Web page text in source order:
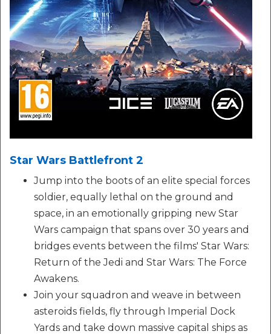
Star Wars Battlefront 2
Jump into the boots of an elite special forces
soldier, equally lethal on the ground and
space, in an emotionally gripping new Star
Wars campaign that spans over 30 years and
bridges events between the films' Star Wars:
Return of the Jedi and Star Wars: The Force
Awakens.
Join your squadron and weave in between
asteroids fields, fly through Imperial Dock
Yards and take down massive capital ships as